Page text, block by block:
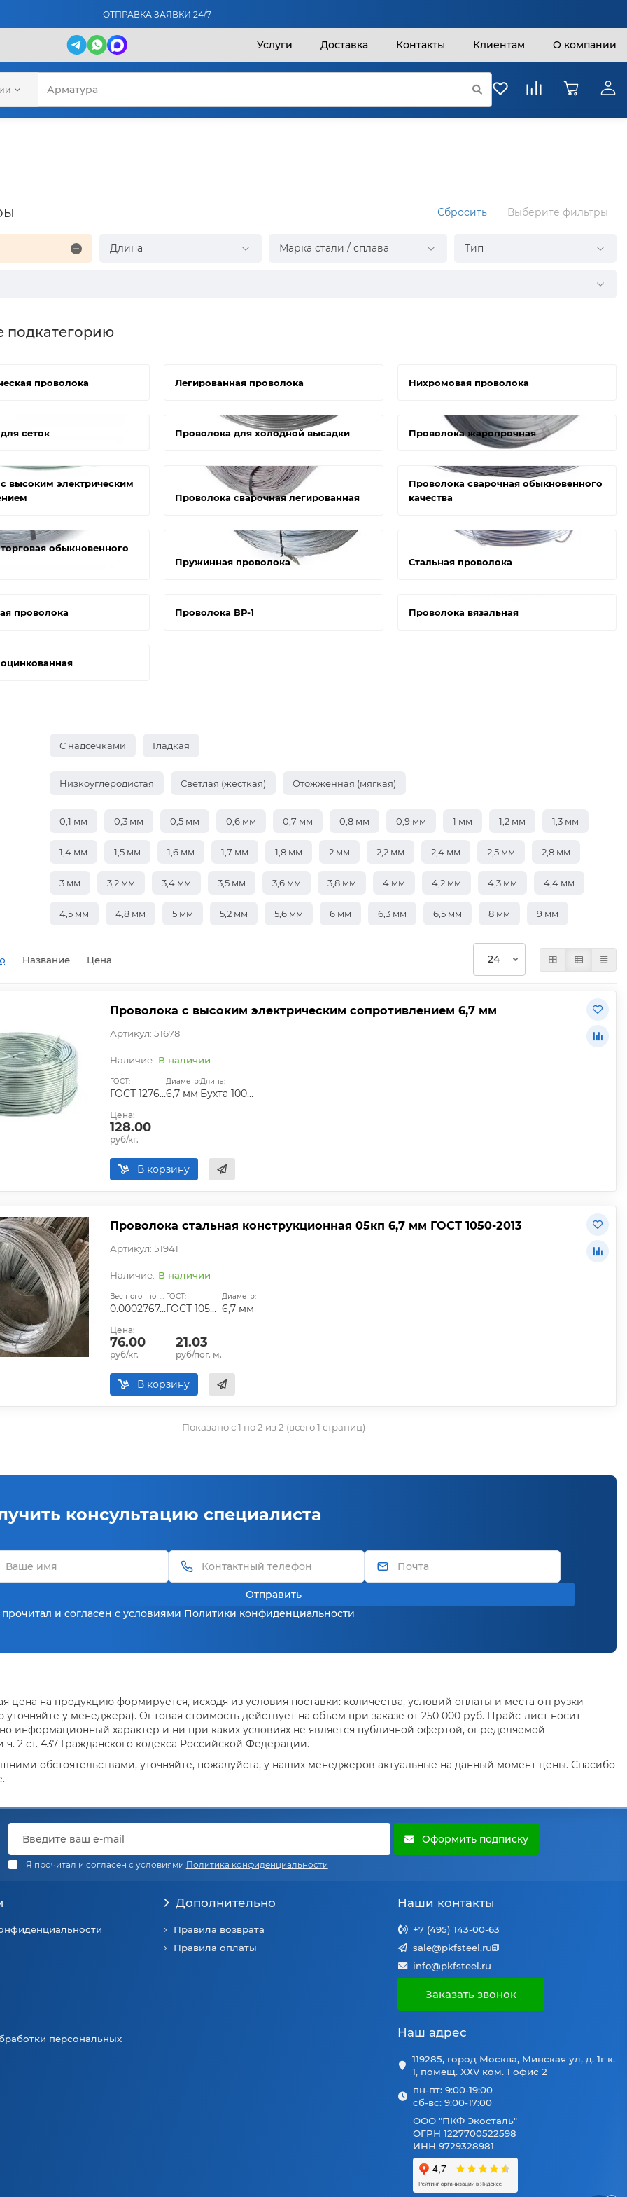
ОТПРАВКА ЗАЯВКИ 24/7
Услуги Доставка Контакты Клиентам О компании
Сбросить Выберите фильтры
Длина Марка стали / сплава Тип
подкатегорию
проволока Легированная проволока Нихромовая проволока
сеток Проволока для холодной высадки Проволока жаропрочная
высоким электрическим
Проволока сварочная легированная
Проволока сварочная обыкновенного
качества
обыкновенного
Пружинная проволока
Стальная проволока
проволока Проволока ВР-1 Проволока вязальная
С надсечками Гладкая
Низкоуглеродистая Светлая (жесткая) Отожженная (мягкая)
0,1 мм 0,3 мм 0,5 мм 0,6 мм 0,7 мм 0,8 мм 0,9 мм 1 мм 1,2 мм 1,3 мм
1,4 мм 1,5 мм 1,6 мм 1,7 мм 1,8 мм 2 мм 2,2 мм 2,4 мм 2,5 мм 2,8 мм
3 мм 3,2 мм 3,4 мм 3,5 мм 3,6 мм 3,8 мм 4 мм 4,2 мм 4,3 мм 4,4 мм
4,5 мм 4,8 мм 5 мм 5,2 мм 5,6 мм 6 мм 6,3 мм 6,5 мм 8 мм 9 мм
Название Цена
Проволока с высоким электрическим сопротивлением 6,7 мм
Артикул: 51678
В наличии
ГОСТ:
ГОСТ 12766.1-90
Диаметр:
6,7 мм
Длина:
Бухта 100-200 кг
Цена:
128.00
руб/кг.
В корзину
Проволока стальная конструкционная 05кп 6,7 мм ГОСТ 1050-2013
Артикул: 51941
В наличии
Вес погонного метра, т.:
0.00027674685
ГОСТ:
ГОСТ 1050-2013
Диаметр:
6,7 мм
Цена:
76.00
руб/кг.
21.03
руб/пог. м.
В корзину
Показано с 1 по 2 из 2 (всего 1 страниц)
консультацию специалиста
Отправить
и согласен с условиями Политики конфиденциальности
цена на продукцию формируется, исходя из условия поставки: количества, условий оплаты и места отгрузки
у менеджера). Оптовая стоимость действует на объём при заказе от 250 000 руб. Прайс-лист носит
информационный характер и ни при каких условиях не является публичной офертой, определяемой
2 ст. 437 Гражданского кодекса Российской Федерации.
обстоятельствами, уточняйте, пожалуйста, у наших менеджеров актуальные на данный момент цены. Спасибо
Оформить подписку
Я прочитал и согласен с условиями Политика конфиденциальности
персональных
Дополнительно
Правила возврата
Правила оплаты
Наши контакты
+7 (495) 143-00-63
sale@pkfsteel.ru
info@pkfsteel.ru
Заказать звонок
Наш адрес
119285, город Москва, Минская ул, д. 1г к.
1, помещ. XXV ком. 1 офис 2
пн-пт: 9:00-19:00
сб-вс: 9:00-17:00
ООО "ПКФ Экосталь"
ОГРН 1227700522598
ИНН 9729328981